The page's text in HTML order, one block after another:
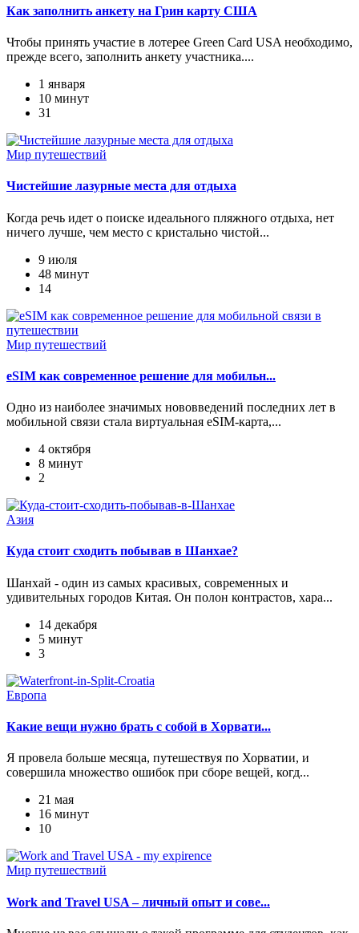
Как заполнить анкету на Грин карту США
Чтобы принять участие в лотерее Green Card USA необходимо,
прежде всего, заполнить анкету участника....
1 января
10 минут
31
Мир путешествий
Чистейшие лазурные места для отдыха
Когда речь идет о поиске идеального пляжного отдыха, нет
ничего лучше, чем место с кристально чистой...
9 июля
48 минут
14
Мир путешествий
eSIM как современное решение для мобильн...
Одно из наиболее значимых нововведений последних лет в
мобильной связи стала виртуальная eSIM-карта,...
4 октября
8 минут
2
Азия
Куда стоит сходить побывав в Шанхае?
Шанхай - один из самых красивых, современных и
удивительных городов Китая. Он полон контрастов, хара...
14 декабря
5 минут
3
Европа
Какие вещи нужно брать с собой в Хорвати...
Я провела больше месяца, путешествуя по Хорватии, и
совершила множество ошибок при сборе вещей, когд...
21 мая
16 минут
10
Мир путешествий
Work and Travel USA – личный опыт и сове...